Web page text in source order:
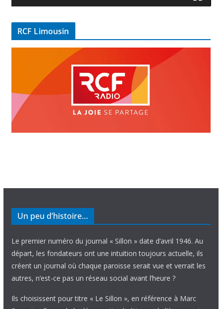
é
RCF Limousin
Un peu d’histoire…
Le premier numéro du journal « Sillon » date d’avril 1946. Au
départ, les fondateurs ont une intuition toujours actuelle, ils
créent un journal où chaque paroisse serait vue et verrait les
autres, n’est-ce pas un réseau social avant l’heure ?
Ils choisissent pour titre « Le Sillon », en référence à Marc